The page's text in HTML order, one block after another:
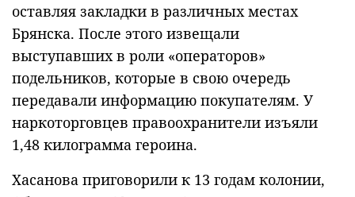
оставляя закладки в различных местах
Брянска. После этого извещали
выступавших в роли «операторов»
подельников, которые в свою очередь
передавали информацию покупателям. У
наркоторговцев правоохранители изъяли
1,48 килограмма героина.
Хасанова приговорили к 13 годам колонии,